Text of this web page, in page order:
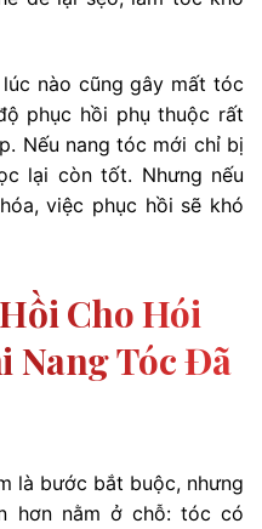
nào cũng gây mất tóc
phục hồi phụ thuộc rất
Nếu nang tóc mới chỉ bị
lại còn tốt. Nhưng nếu
việc phục hồi sẽ khó
Cho Hói
Nang Tóc Đã
là bước bắt buộc, nhưng
hơn nằm ở chỗ: tóc có